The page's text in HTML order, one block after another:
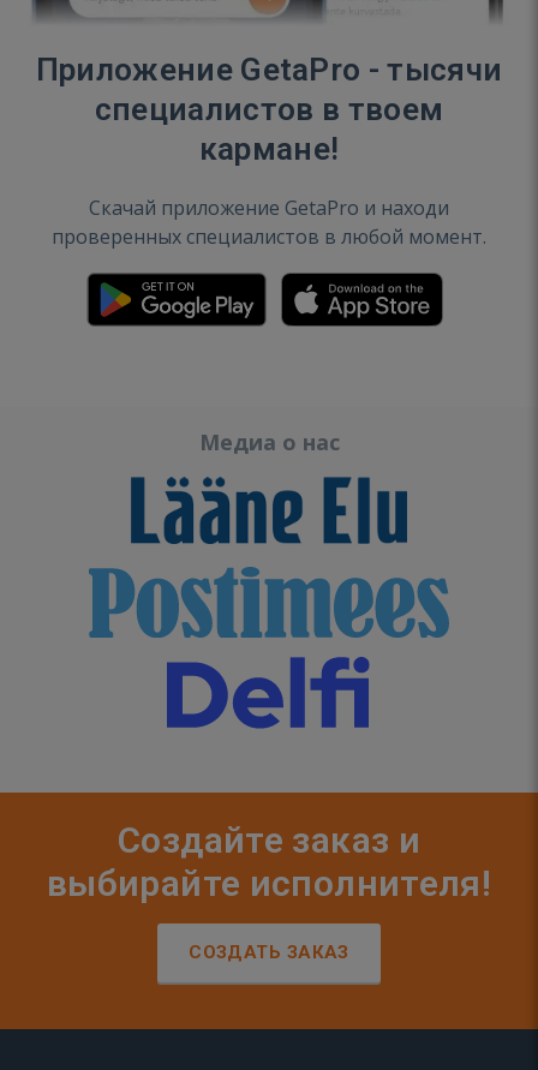
Приложение GetaPro - тысячи
специалистов в твоем
кармане!
Скачай приложение GetaPro и находи
проверенных специалистов в любой момент.
Медиа о нас
Создайте заказ и
выбирайте исполнителя!
СОЗДАТЬ ЗАКАЗ